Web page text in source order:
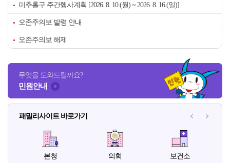
미추홀구 주간행사계획 [2026. 8. 10.(월) ~ 2026. 8. 16.(일)]
오존주의보 발령 안내
오존주의보 해제
무엇을 도와드릴까요?
민원안내
패밀리사이트 바로가기 패밀리사
본청 의회 보건소